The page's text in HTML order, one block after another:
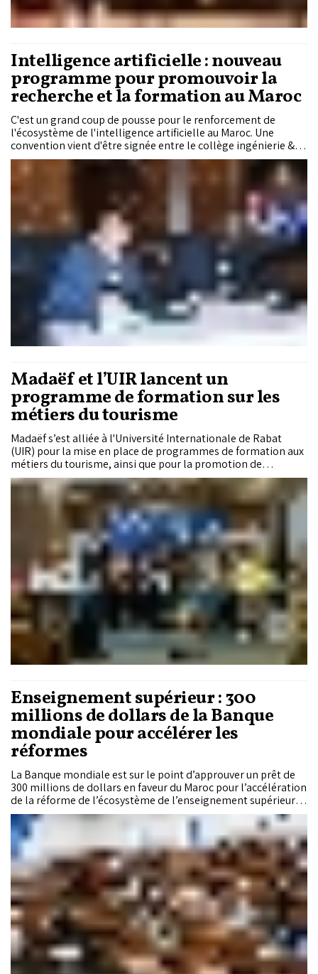
Intelligence artificielle : nouveau
programme pour promouvoir la
recherche et la formation au Maroc
C'est un grand coup de pousse pour le renforcement de
l'écosystème de l'intelligence artificielle au Maroc. Une
convention vient d'être signée entre le collège ingénierie &
architecture de l'UIR et l’Observatoire marocain de la
souveraineté numérique pour promouvoir la recherche dans
l'IA ainsi que la multiplication des offres de formation dans ce
domaine.
Madaëf et l’UIR lancent un
programme de formation sur les
métiers du tourisme
Madaëf s’est alliée à l'Université Internationale de Rabat
(UIR) pour la mise en place de programmes de formation aux
métiers du tourisme, ainsi que pour la promotion de
l’innovation et la recherche & développement dans le
secteur.
Enseignement supérieur : 300
millions de dollars de la Banque
mondiale pour accélérer les
réformes
La Banque mondiale est sur le point d’approuver un prêt de
300 millions de dollars en faveur du Maroc pour l’accélération
de la réforme de l’écosystème de l’enseignement supérieur,
de la recherche scientifique et de l’innovation. S’appuyant sur
le programme du gouvernement, le projet financé aidera
l’Exécutif à traduire sa vision en performances concrètes, en
se concentrant sur trois axes : l’amélioration de l’adéquation
des programmes avec le marché du travail, l’alignement de
la recherche scientifique sur les standards internationaux et
les priorités nationales ainsi que le renforcement de la
gouvernance au niveau central et des universités.